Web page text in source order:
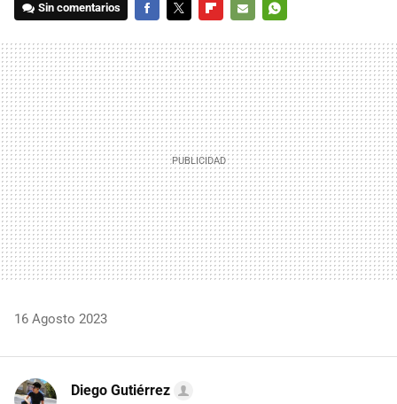
Sin comentarios
MAIL
16 Agosto 2023
Diego Gutiérrez